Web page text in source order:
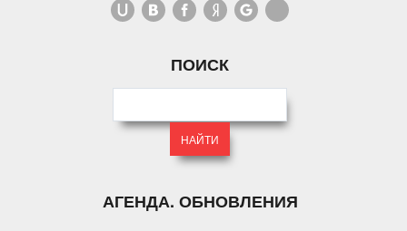
ПОИСК
АГЕНДА. ОБНОВЛЕНИЯ